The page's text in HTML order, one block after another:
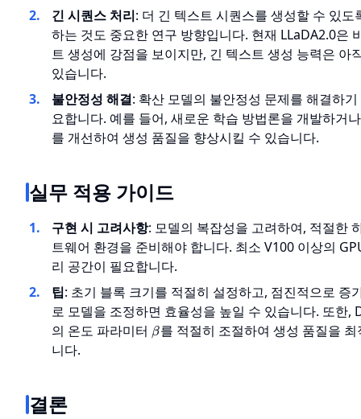
긴 시퀀스 처리: 더 긴 텍스트 시퀀스를 생성할 수 있도
하는 것도 중요한 연구 방향입니다. 현재 LLaDA2.0은
트 생성에 강점을 보이지만, 긴 텍스트 생성 능력은 아
있습니다.
불안정성 해결: 확산 모델의 불안정성 문제를 해결하
요합니다. 예를 들어, 새로운 학습 방법론을 개발하거
를 개선하여 생성 품질을 향상시킬 수 있습니다.
실무 적용 가이드
구현 시 고려사항: 모델의 복잡성을 고려하여, 적절한
트웨어 환경을 준비해야 합니다. 최소 V100 이상의
리 공간이 필요합니다.
팁: 초기 블록 크기를 적절히 설정하고, 점진적으로 증
로 모델을 조정하면 효율성을 높일 수 있습니다. 또한,
의 온도 파라미터 \beta
β를 적절히 조절하여 생성 품질을
니다.
결론